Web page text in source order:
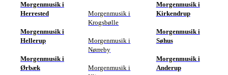
Morgenmusik i
Herrested
Morgenmusik i
Hellerup
Morgenmusik i
Ørbæk
Morgenmusik i
Krogsbølle
Morgenmusik i
Nørreby
Morgenmusik i
Morgenmusik i
Kirkendrup
Morgenmusik i
Søhus
Morgenmusik i
Anderup